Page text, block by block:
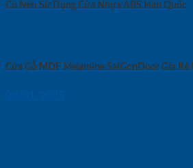
Có Nên Sử Dụng Cửa Nhựa ABS Hàn Quốc
Cửa Gỗ MDF Melamine SaiGonDoor Gía
08/01/2025